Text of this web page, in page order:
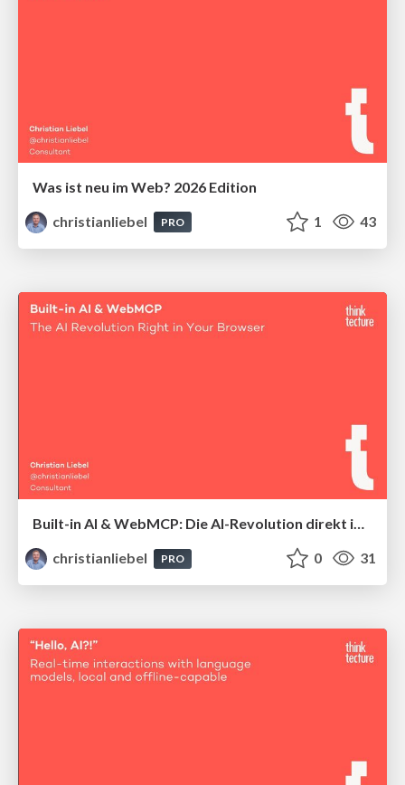
Was ist neu im Web? 2026 Edition
christianliebel
PRO 1 43
Built-in AI & WebMCP: Die AI-Revolution direkt im Browser
christianliebel
PRO 0 31